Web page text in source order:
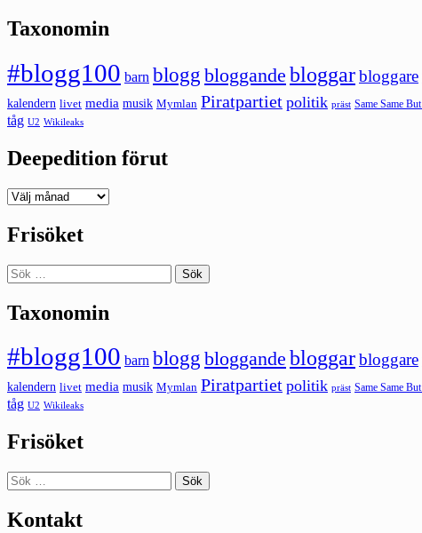
Taxonomin
#blogg100 barn blogg bloggande bloggarbloggare
kalendern livet media musik Mymlan Piratpartiet politik präst Same Same
tåg U2 Wikileaks
Deepedition förut
Deepedition
Frisöket
Sök
efter:
Taxonomin
#blogg100 barn blogg bloggande bloggarbloggare
kalendern livet media musik Mymlan Piratpartiet politik präst Same Same
tåg U2 Wikileaks
Frisöket
Sök
efter:
Kontakt